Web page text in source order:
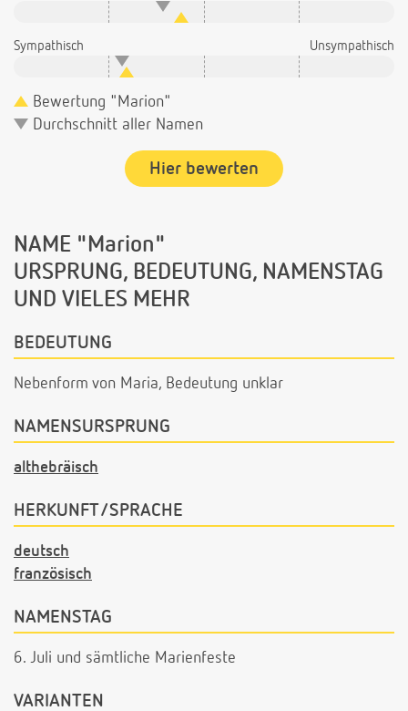
Sympathisch Unsympathisch
Bewertung "Marion"
Durchschnitt aller Namen
Hier bewerten
NAME "Marion"
URSPRUNG, BEDEUTUNG, NAMENSTAG
UND VIELES MEHR
BEDEUTUNG
Nebenform von Maria, Bedeutung unklar
NAMENSURSPRUNG
althebräisch
HERKUNFT/SPRACHE
deutsch
französisch
NAMENSTAG
6. Juli und sämtliche Marienfeste
VARIANTEN